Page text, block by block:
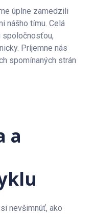
úplne zamedzili
nášho tímu. Celá
spoločnosťou,
Príjemne nás
spomínaných strán
a
nevšimnúť, ako